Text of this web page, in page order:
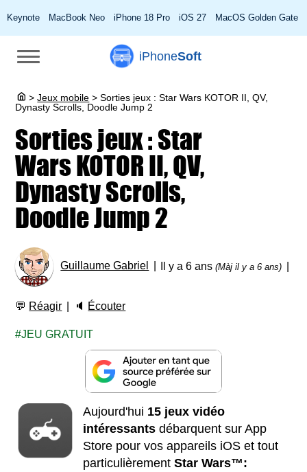
Keynote MacBook Neo iPhone 18 Pro iOS 27 MacOS Golden Gate
iPhoneSoft
> Jeux mobile > Sorties jeux : Star Wars KOTOR II, QV,
Dynasty Scrolls, Doodle Jump 2
Sorties jeux : Star
Wars KOTOR II, QV,
Dynasty Scrolls,
Doodle Jump 2
Guillaume Gabriel Il y a 6 ans(Màj il y a 6 ans)
💬 Réagir 🔈 Écouter
JEU GRATUIT
Aujourd'hui 15 jeux vidéo
intéressants débarquent sur App
Store pour vos appareils iOS et tout
particulièrementStar Wars™: